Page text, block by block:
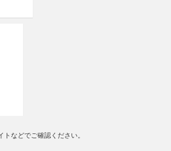
などでご確認ください。